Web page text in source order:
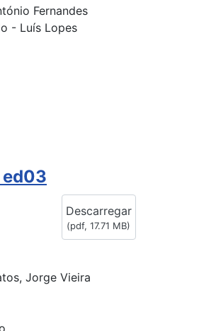
Fernandes
- Luís Lopes
ed03
Descarregar
(pdf, 17.71 MB)
Jorge Vieira